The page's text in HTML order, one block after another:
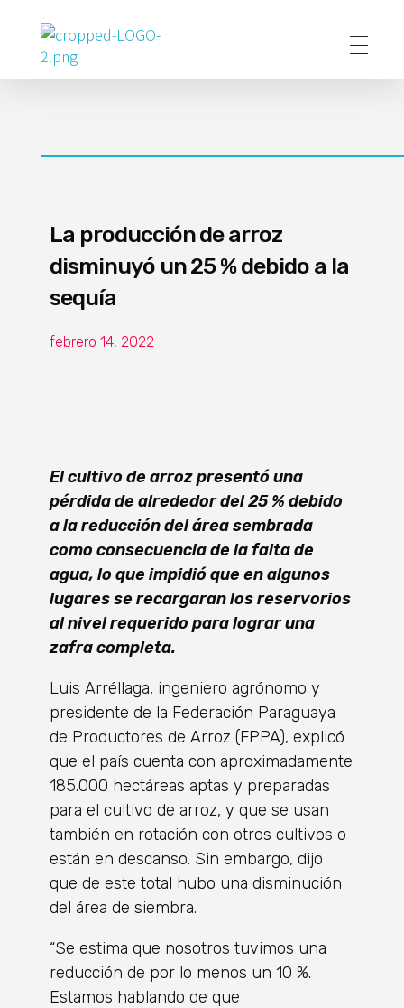
Poder Agropecuario
La producción de arroz
disminuyó un 25 % debido a la
sequía
febrero 14, 2022
El cultivo de arroz presentó una
pérdida de alrededor del 25 % debido
a la reducción del área sembrada
como consecuencia de la falta de
agua, lo que impidió que en algunos
lugares se recargaran los reservorios
al nivel requerido para lograr una
zafra completa.
Luis Arréllaga, ingeniero agrónomo y
presidente de la Federación Paraguaya
de Productores de Arroz (FPPA), explicó
que el país cuenta con aproximadamente
185.000 hectáreas aptas y preparadas
para el cultivo de arroz, y que se usan
también en rotación con otros cultivos o
están en descanso. Sin embargo, dijo
que de este total hubo una disminución
del área de siembra.
“Se estima que nosotros tuvimos una
reducción de por lo menos un 10 %.
Estamos hablando de que